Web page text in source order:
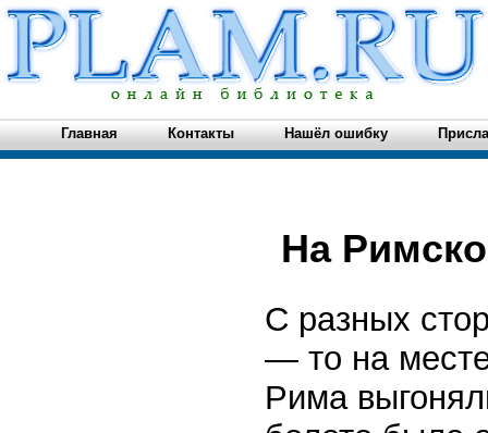
Главная Контакты Нашёл ошибку
На
С разных
— то на
Рима